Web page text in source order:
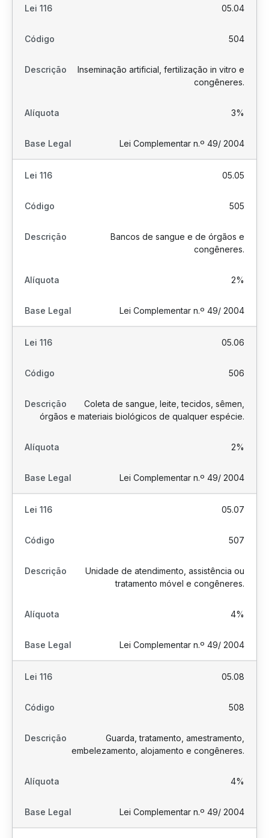
05.04
504
Inseminação artificial, fertilização in vitro e
congêneres.
3%
Lei Complementar n.º 49/ 2004
05.05
505
Bancos de sangue e de órgãos e
congêneres.
2%
Lei Complementar n.º 49/ 2004
05.06
506
Coleta de sangue, leite, tecidos, sêmen,
órgãos e materiais biológicos de qualquer espécie.
2%
Lei Complementar n.º 49/ 2004
05.07
507
Unidade de atendimento, assistência ou
tratamento móvel e congêneres.
4%
Lei Complementar n.º 49/ 2004
05.08
508
Guarda, tratamento, amestramento,
embelezamento, alojamento e congêneres.
4%
Lei Complementar n.º 49/ 2004